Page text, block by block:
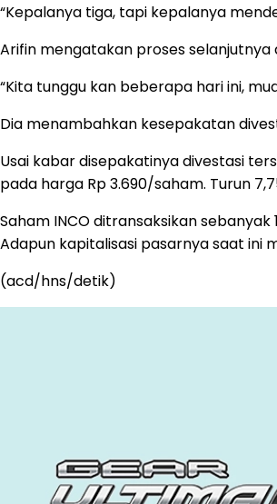
“Kepalanya tiga, tapi kepalanya
Arifin mengatakan proses selanjutnya
“Kita tunggu kan beberapa hari ini,
Dia menambahkan kesepakatan
Usai kabar disepakatinya divestasi
pada harga Rp 3.690/saham. Turun
Saham INCO ditransaksikan
Adapun kapitalisasi pasarnya saat ini
(acd/hns/detik)